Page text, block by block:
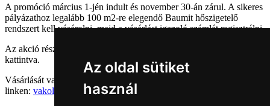
Az oldal sütiket
használ
A promóció március 1-jén indult és november 30-án zárul. A sikeres
pályázathoz legalább 100 m2-re elegendő Baumit hőszigetelő
rendszert kell vásárolni, majd a vásárlást igazoló számlát regisztrálni.
Az akció részleteiről érdeklődjön a
kattintva.
Vásárlását vagy ajánlat kérését megteheti oldalunkon az alábbi
linken: vakolat-arak.hu